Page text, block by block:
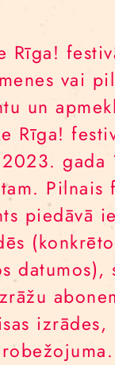
Rīga!
vai
un
Rīga!
gada
Pilnais
piedāvā
datumos),
izrādes,